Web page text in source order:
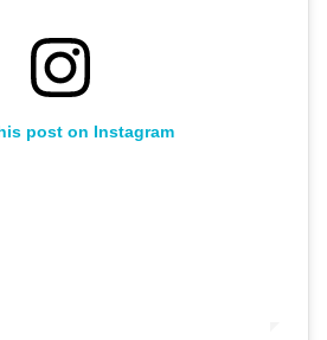
post on Instagram